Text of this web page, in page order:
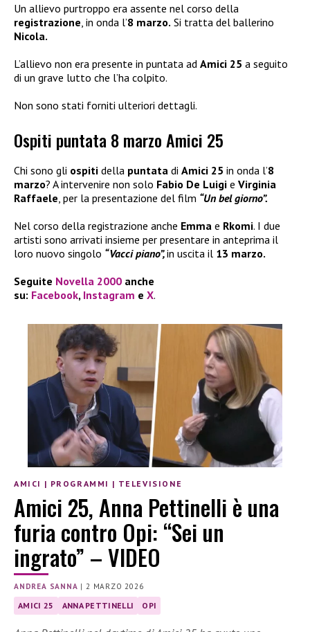
Un allievo purtroppo era assente nel corso della
registrazione , in onda l’8 marzo. Si tratta del ballerino
Nicola.
L’allievo non era presente in puntata ad Amici 25 a seguito
di un grave lutto che l’ha colpito.
Non sono stati forniti ulteriori dettagli.
Ospiti puntata 8 marzo Amici 25
Chi sono gli ospiti della puntata di Amici 25 in onda l’8
marzo? A intervenire non solo Fabio De Luigi e Virginia
Raffaele , per la presentazione del film “Un bel giorno”.
Nel corso della registrazione anche Emma e Rkomi. I due
artisti sono arrivati insieme per presentare in anteprima il
loro nuovo singolo “Vacci piano”,in uscita il 13 marzo.
Seguite Novella 2000 anche
su: Facebook, Instagram e X.
AMICI | PROGRAMMI | TELEVISIONE
Amici 25, Anna Pettinelli è una
furia contro Opi: “Sei un
ingrato” – VIDEO
ANDREA SANNA |2 MARZO 2026
AMICI 25 ANNA PETTINELLI OPI